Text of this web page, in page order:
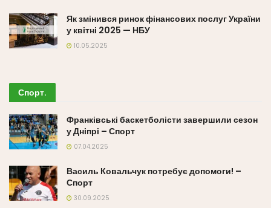
Як змінився ринок фінансових послуг України
у квітні 2025 — НБУ
10.05.2025
Спорт.
Франківські баскетболісти завершили сезон
у Дніпрі – Спорт
07.04.2025
Василь Ковальчук потребує допомоги! –
Спорт
30.09.2025